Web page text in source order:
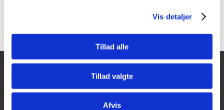
Vis detaljer
Tillad alle
Tillad valgte
Afvis
Tajima Trading
Aps
Åbningstider
Mandag - Torsdag:
8.00-16.00